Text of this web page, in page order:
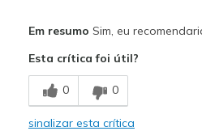
Breathe Well
Comfortable
Em resumo Sim, eu
Esta crítica foi útil?
0 0
sinalizar esta crítica